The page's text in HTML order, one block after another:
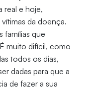
real e hoje,
da doença.
famílias que
muito difícil, como
todos os dias,
dadas para que a
de fazer a sua